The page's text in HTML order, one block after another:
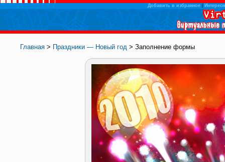
Добавить в избранное|
Главная > Праздники — Новый год > Заполнение формы